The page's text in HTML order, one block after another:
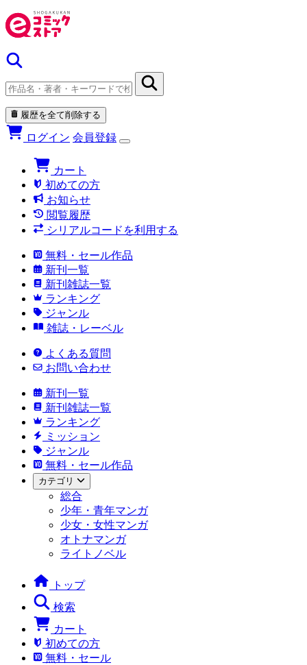
履歴を全て削除する
ログイン 会員登録
カート
初めての方
お知らせ
閲覧履歴
シリアルコードを利用する
無料・セール作品
新刊一覧
新刊雑誌一覧
ランキング
ジャンル
雑誌・レーベル
よくある質問
お問い合わせ
新刊一覧
新刊雑誌一覧
ランキング
ミッション
ジャンル
無料・セール作品
カテゴリ
総合
少年・青年マンガ
少女・女性マンガ
オトナマンガ
ライトノベル
トップ
検索
カート
初めての方
無料・セール